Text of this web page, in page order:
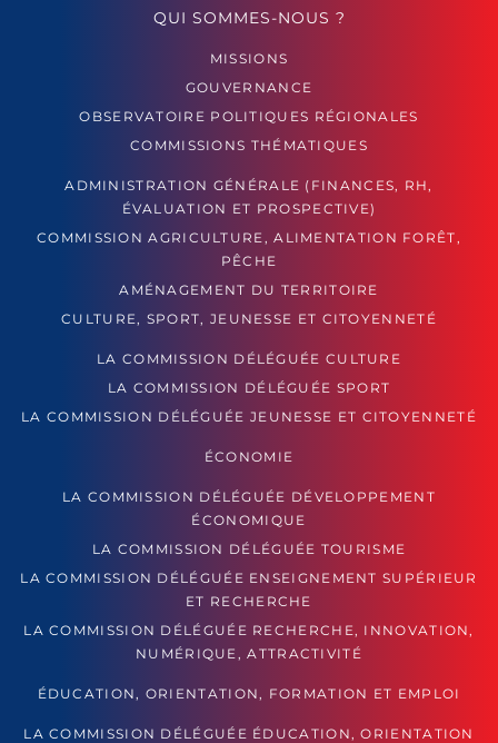
QUI SOMMES-NOUS ?
MISSIONS
GOUVERNANCE
OBSERVATOIRE POLITIQUES RÉGIONALES
COMMISSIONS THÉMATIQUES
ADMINISTRATION GÉNÉRALE (FINANCES, RH,
ÉVALUATION ET PROSPECTIVE)
COMMISSION AGRICULTURE, ALIMENTATION FORÊT,
PÊCHE
AMÉNAGEMENT DU TERRITOIRE
CULTURE, SPORT, JEUNESSE ET CITOYENNETÉ
LA COMMISSION DÉLÉGUÉE CULTURE
LA COMMISSION DÉLÉGUÉE SPORT
LA COMMISSION DÉLÉGUÉE JEUNESSE ET CITOYENNETÉ
ÉCONOMIE
LA COMMISSION DÉLÉGUÉE DÉVELOPPEMENT
ÉCONOMIQUE
LA COMMISSION DÉLÉGUÉE TOURISME
LA COMMISSION DÉLÉGUÉE ENSEIGNEMENT SUPÉRIEUR
ET RECHERCHE
LA COMMISSION DÉLÉGUÉE RECHERCHE, INNOVATION,
NUMÉRIQUE, ATTRACTIVITÉ
ÉDUCATION, ORIENTATION, FORMATION ET EMPLOI
LA COMMISSION DÉLÉGUÉE ÉDUCATION, ORIENTATION